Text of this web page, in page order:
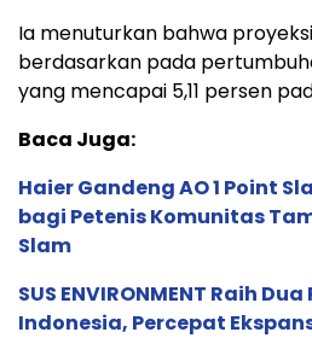
Ia menuturkan bahwa
berdasarkan pada
yang mencapai 5,11 persen
Baca Juga:
Haier Gandeng AO 1 Point
bagi Petenis Komunitas
Slam
SUS ENVIRONMENT Raih
Indonesia, Percepat